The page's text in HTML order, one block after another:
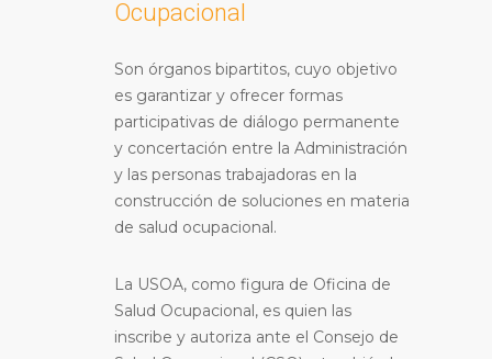
Ocupacional
Son órganos bipartitos, cuyo objetivo
es garantizar y ofrecer formas
participativas de diálogo permanente
y concertación entre la Administración
y las personas trabajadoras en la
construcción de soluciones en materia
de salud ocupacional.
La USOA, como figura de Oficina de
Salud Ocupacional, es quien las
inscribe y autoriza ante el Consejo de